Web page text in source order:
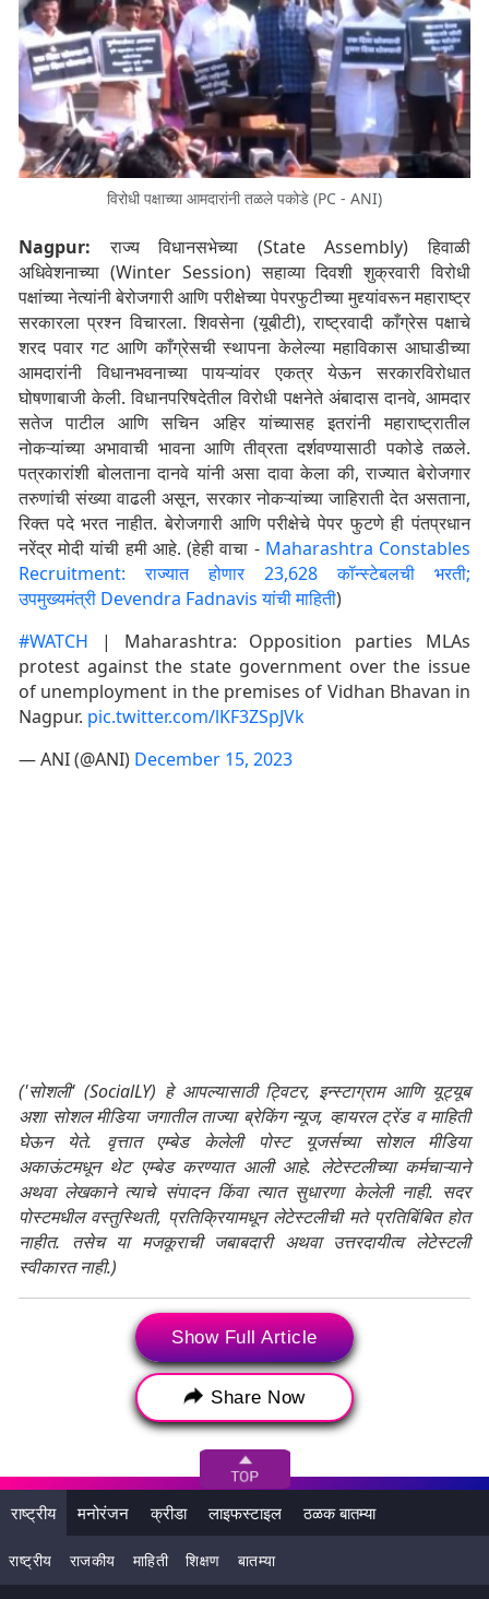
विरोधी पक्षाच्या आमदारांनी तळले पकोडे (PC - ANI)
Nagpur: राज्य विधानसभेच्या (State Assembly) हिवाळी
अधिवेशनाच्या (Winter Session) सहाव्या दिवशी शुक्रवारी विरोधी
पक्षांच्या नेत्यांनी बेरोजगारी आणि परीक्षेच्या पेपरफुटीच्या मुद्द्यांवरून महाराष्ट्र
सरकारला प्रश्न विचारला. शिवसेना (यूबीटी), राष्ट्रवादी काँग्रेस पक्षाचे
शरद पवार गट आणि काँग्रेसची स्थापना केलेल्या महाविकास आघाडीच्या
आमदारांनी विधानभवनाच्या पायऱ्यांवर एकत्र येऊन सरकारविरोधात
घोषणाबाजी केली. विधानपरिषदेतील विरोधी पक्षनेते अंबादास दानवे, आमदार
सतेज पाटील आणि सचिन अहिर यांच्यासह इतरांनी महाराष्ट्रातील
नोकऱ्यांच्या अभावाची भावना आणि तीव्रता दर्शवण्यासाठी पकोडे तळले.
पत्रकारांशी बोलताना दानवे यांनी असा दावा केला की, राज्यात बेरोजगार
तरुणांची संख्या वाढली असून, सरकार नोकऱ्यांच्या जाहिराती देत असताना,
रिक्त पदे भरत नाहीत. बेरोजगारी आणि परीक्षेचे पेपर फुटणे ही पंतप्रधान
नरेंद्र मोदी यांची हमी आहे. (हेही वाचा -Maharashtra Constables
Recruitment: राज्यात होणार 23,628 कॉन्स्टेबलची भरती;
उपमुख्यमंत्री Devendra Fadnavis यांची माहिती)
#WATCH | Maharashtra: Opposition parties MLAs
protest against the state government over the issue
of unemployment in the premises of Vidhan Bhavan in
Nagpur. pic.twitter.com/lKF3ZSpJVk
— ANI (@ANI) December 15, 2023
('सोशली' (SocialLY) हे आपल्यासाठी ट्विटर, इन्स्टाग्राम आणि यूट्यूब
अशा सोशल मीडिया जगातील ताज्या ब्रेकिंग न्यूज, व्हायरल ट्रेंड व माहिती
घेऊन येते. वृत्तात एम्बेड केलेली पोस्ट यूजर्सच्या सोशल मीडिया
अकाऊंटमधून थेट एम्बेड करण्यात आली आहे. लेटेस्टलीच्या कर्मचाऱ्याने
अथवा लेखकाने त्याचे संपादन किंवा त्यात सुधारणा केलेली नाही. सदर
पोस्टमधील वस्तुस्थिती, प्रतिक्रियामधून लेटेस्टलीची मते प्रतिबिंबित होत
नाहीत. तसेच या मजकूराची जबाबदारी अथवा उत्तरदायीत्व लेटेस्टली
स्वीकारत नाही.)
Nagpur state assembly
आमदार नागपूर
Show Full Article
Share Now
राष्ट्रीय मनोरंजन क्रीडा लाइफस्टाइल ठळक बातम्या
राष्ट्रीय राजकीय माहिती शिक्षण बातम्या